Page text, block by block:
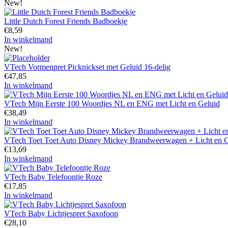
New!
Little Dutch Forest Friends Badboekje
€8,59
In winkelmand
New!
VTech Vormenpret Picknickset met Geluid 16-delig
€47,85
In winkelmand
VTech Mijn Eerste 100 Woordjes NL en ENG met Licht en Geluid
€38,49
In winkelmand
VTech Toet Toet Auto Disney Mickey Brandweerwagen + Licht en
€13,69
In winkelmand
VTech Baby Telefoontje Roze
€17,85
In winkelmand
VTech Baby Lichtjespret Saxofoon
€28,10